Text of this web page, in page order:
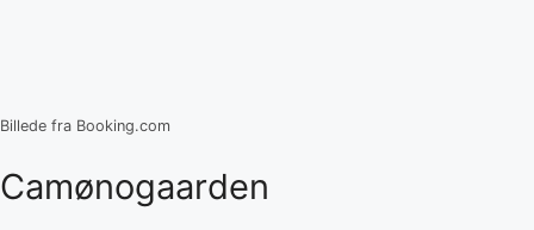
Billede fra Booking.com
Camønogaarden